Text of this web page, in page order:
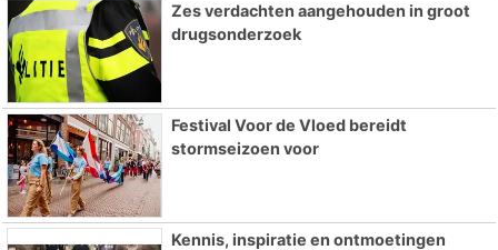
Zes verdachten aangehouden in groot
drugsonderzoek
Festival Voor de Vloed bereidt
stormseizoen voor
Kennis, inspiratie en ontmoetingen